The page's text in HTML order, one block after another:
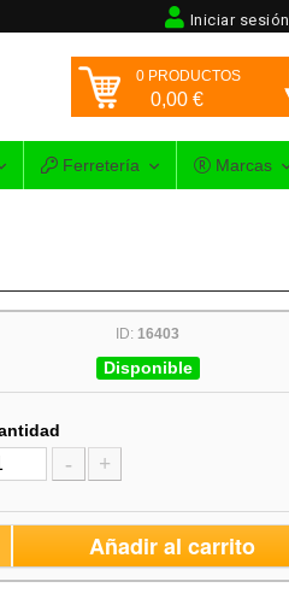
Iniciar sesión
0 PRODUCTOS
0,00 €
Ferretería Marcas
ID: 16403
Disponible
- +
Añadir al carrito